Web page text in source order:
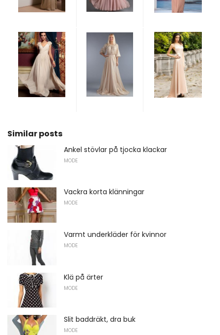
Similar posts
Ankel stövlar på tjocka klackar
MODE
Vackra korta klänningar
MODE
Varmt underkläder för kvinnor
MODE
Klä på ärter
MODE
Slit baddräkt, dra buk
MODE